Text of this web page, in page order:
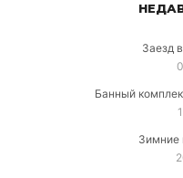
Заезд
Банный
Зимние